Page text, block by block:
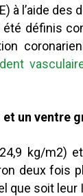
à l’aide
été définis
et un ventre
kg/m2)
deux fois
que soit leur